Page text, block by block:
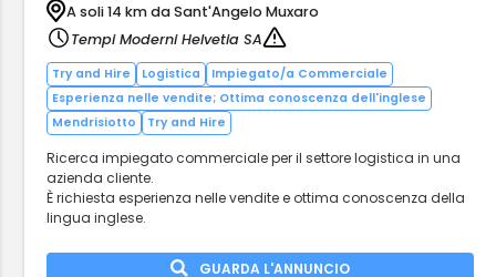
A soli 14 km da Sant'Angelo Muxaro
Tempi Moderni Helvetia SA
Try and Hire Logistica
Impiegato/a Commerciale
Esperienza nelle vendite; Ottima conoscenza dell'inglese
Mendrisiotto
Try and Hire
Ricerca impiegato commerciale per il settore logistica in una
azienda cliente.
È richiesta esperienza nelle vendite e ottima conoscenza della
lingua inglese.
GUARDA L'ANNUNCIO